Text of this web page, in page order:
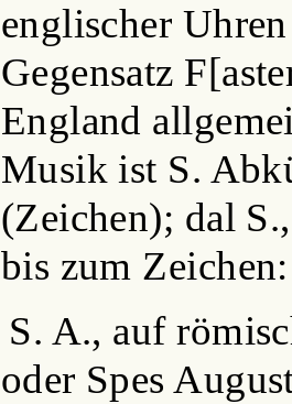
englischer
Gegensatz
England
Musik ist S.
(Zeichen); dal
bis zum
S. A., auf
oder Spes